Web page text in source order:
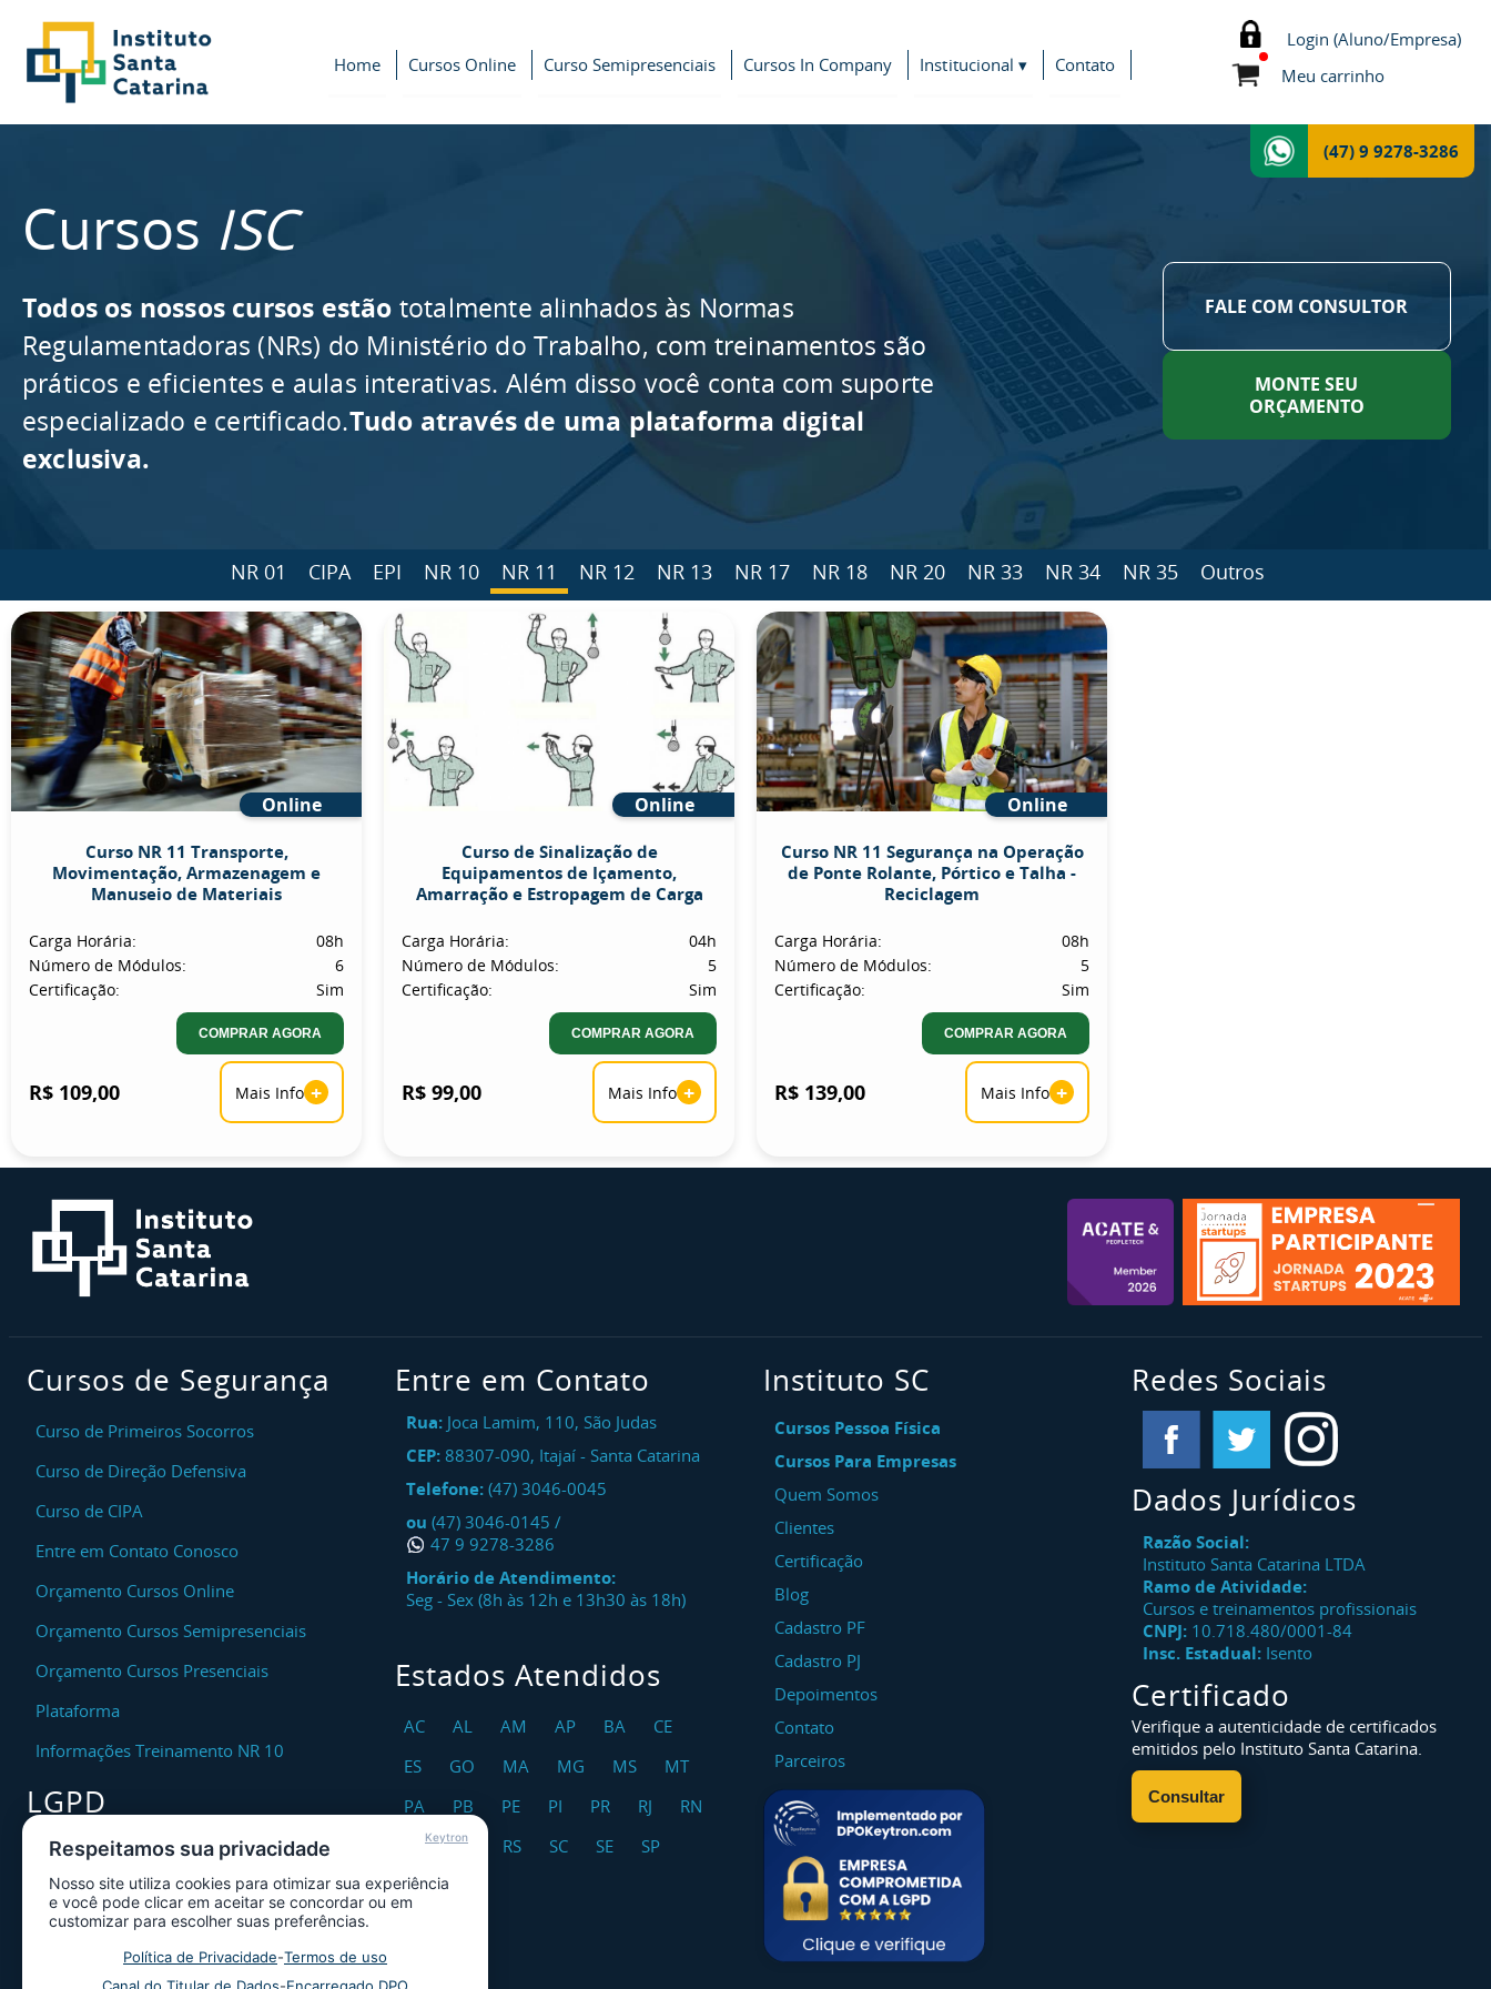
Home Cursos Online Curso Semipresenciais Cursos In Company Institucional ▾ Contato
Login (Aluno/Empresa)
Meu carrinho
(47) 9 9278-3286
Cursos ISC
Todos os nossos cursos estão totalmente alinhados às Normas
Regulamentadoras (NRs) do Ministério do Trabalho, com treinamentos são
práticos e eficientes e aulas interativas. Além disso você conta com suporte
especializado e certificado.Tudo através de uma plataforma digital
exclusiva.
FALE COM CONSULTOR
MONTE SEU
ORÇAMENTO
NR 01 CIPA EPI NR 10 NR 11 NR 12 NR 13 NR 17 NR 18 NR 20 NR 33 NR 34 NR 35 Outros
Online
Curso NR 11 Transporte,
Movimentação, Armazenagem e
Manuseio de Materiais
Carga Horária:
08h
Número de Módulos:
6
Certificação:
Sim
COMPRAR AGORA
R$ 109,00 Mais Info +
Online
Curso de Sinalização de
Equipamentos de Içamento,
Amarração e Estropagem de Carga
Carga Horária:
04h
Número de Módulos:
5
Certificação:
Sim
COMPRAR AGORA
R$ 99,00 Mais Info +
Online
Curso NR 11 Segurança na Operação
de Ponte Rolante, Pórtico e Talha -
Reciclagem
Carga Horária:
08h
Número de Módulos:
5
Certificação:
Sim
COMPRAR AGORA
R$ 139,00 Mais Info +
Cursos de Segurança
Curso de Primeiros Socorros
Curso de Direção Defensiva
Curso de CIPA
Entre em Contato Conosco
Orçamento Cursos Online
Orçamento Cursos Semipresenciais
Orçamento Cursos Presenciais
Plataforma
Informações Treinamento NR 10
LGPD
Encarregado DPO
Canal de Atendimento ao Titular dos
Dados
Política de Privacidade
Entre em Contato
Rua: Joca Lamim, 110, São Judas
CEP: 88307-090, Itajaí - Santa Catarina
Telefone: (47) 3046-0045
ou (47) 3046-0145 /
47 9 9278-3286
Horário de Atendimento:
Seg - Sex (8h às 12h e 13h30 às 18h)
Estados Atendidos
AC AL AM AP BA
CE
ES
GO MA MG MS
MT
PA
PB PE PI PR RJ
RN
RO
RR RS SC SE
SP
TO
Instituto SC
Cursos Pessoa Física
Cursos Para Empresas
Quem Somos
Clientes
Certificação
Blog
Cadastro PF
Cadastro PJ
Depoimentos
Contato
Parceiros
Redes Sociais
Dados Jurídicos
Razão Social:
Instituto Santa Catarina LTDA
Ramo de Atividade:
Cursos e treinamentos profissionais
CNPJ: 10.718.480/0001-84
Insc. Estadual: Isento
Certificado
Verifique a autenticidade de certificados
emitidos pelo Instituto Santa Catarina.
Consultar
Keytron
Respeitamos sua privacidade
Nosso site utiliza cookies para otimizar sua experiência
e você pode clicar em aceitar se concordar ou em
customizar para escolher suas preferências.
Política de Privacidade-Termos de uso